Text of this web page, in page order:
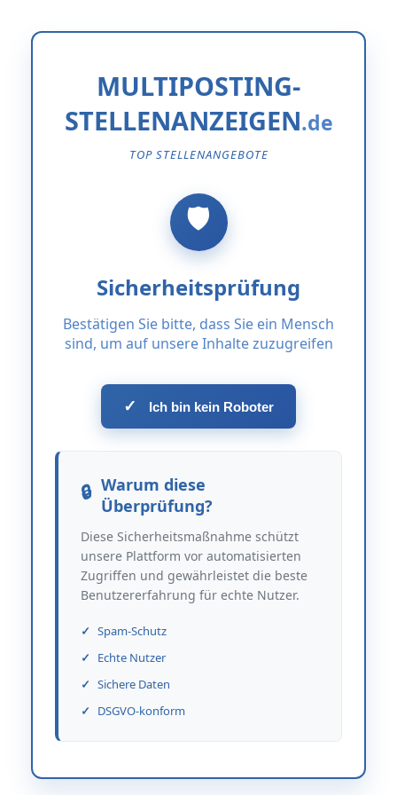
MULTIPOSTING-
STELLENANZEIGEN
TOP STELLENANGEBOTE
Sicherheitsprüfung
Bestätigen Sie bitte, dass Sie ein Mensch
sind, um auf unsere Inhalte zuzugreifen
✓ Ich bin kein Roboter
Warum diese
Überprüfung?
Diese Sicherheitsmaßnahme schützt
unsere Plattform vor automatisierten
Zugriffen und gewährleistet die beste
Benutzererfahrung für echte Nutzer.
Spam-Schutz
Echte Nutzer
Sichere Daten
DSGVO-konform